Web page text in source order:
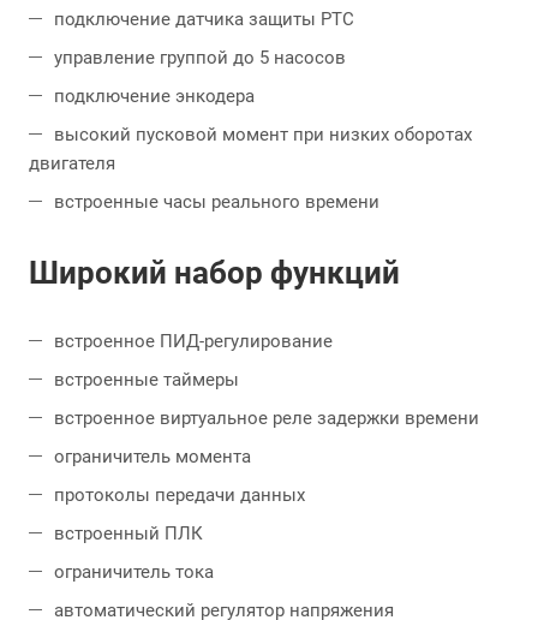
подключение датчика защиты PTC
управление группой до 5 насосов
подключение энкодера
высокий пусковой момент при низких оборотах
двигателя
встроенные часы реального времени
Широкий набор функций
встроенное ПИД-регулирование
встроенные таймеры
встроенное виртуальное реле задержки времени
ограничитель момента
протоколы передачи данных
встроенный ПЛК
ограничитель тока
автоматический регулятор напряжения